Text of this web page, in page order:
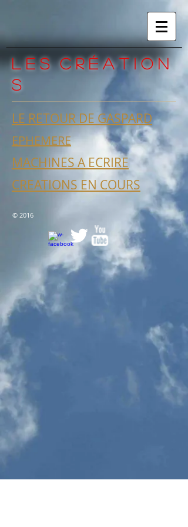
L e s C R É A T I O N
S
LE RETOUR DE GASPARD
EPHEMERE
MACHINES A ECRIRE
CREATIONS EN COURS
© 2016